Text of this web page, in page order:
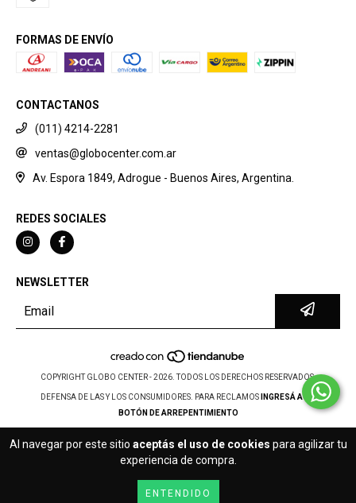
Al navegar por este sitio aceptás el uso de cookies para agilizar tu
experiencia de compra.
ENTENDIDO
FORMAS DE ENVÍO
CONTACTANOS
(011) 4214-2281
ventas@globocenter.com.ar
Av. Espora 1849, Adrogue - Buenos Aires, Argentina.
REDES SOCIALES
NEWSLETTER
COPYRIGHT GLOBO CENTER - 2026. TODOS LOS DERECHOS RESERVADOS.
DEFENSA DE LAS Y LOS CONSUMIDORES. PARA RECLAMOS
INGRESÁ ACÁ.
BOTÓN DE ARREPENTIMIENTO